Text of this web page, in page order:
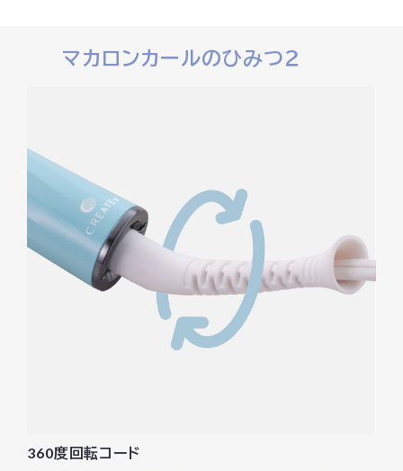
マカロンカールのひみつ２
360度回転コード